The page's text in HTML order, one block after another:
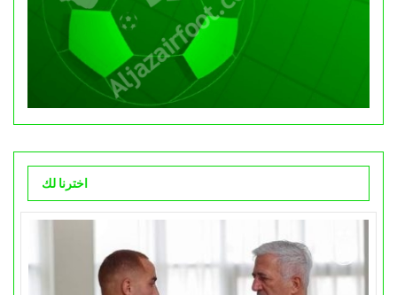
اخترنا لك